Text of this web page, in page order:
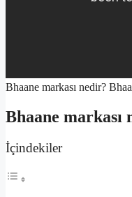
Bhaane markası nedir?
Bhaane markası
İçindekiler